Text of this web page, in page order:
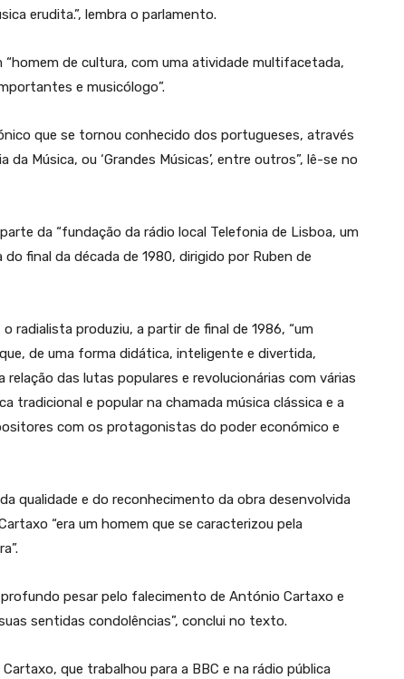
erudita.”, lembra o parlamento.
de cultura, com uma atividade multifacetada,
e musicólogo”.
que se tornou conhecido dos portugueses, através
Música, ou ‘Grandes Músicas’, entre outros”, lê-se no
da “fundação da rádio local Telefonia de Lisboa, um
final da década de 1980, dirigido por Ruben de
radialista produziu, a partir de final de 1986, “um
de uma forma didática, inteligente e divertida,
das lutas populares e revolucionárias com várias
tradicional e popular na chamada música clássica e a
com os protagonistas do poder económico e
qualidade e do reconhecimento da obra desenvolvida
“era um homem que se caracterizou pela
profundo pesar pelo falecimento de António Cartaxo e
sentidas condolências”, conclui no texto.
que trabalhou para a BBC e na rádio pública